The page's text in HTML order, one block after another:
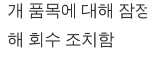
개 품목에 대해 잠
해 회수 조치함